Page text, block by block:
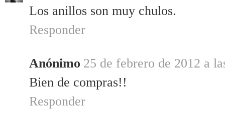
Los anillos son muy chulos.
Responder
Anónimo 25 de febrero de 2012 a
Bien de compras!!
Responder